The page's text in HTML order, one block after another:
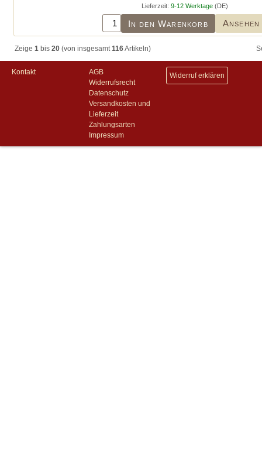
Lieferzeit: 9-12 Werktage (DE)
In den Warenkorb Ansehen
Zeige 1 bis 20 (von insgesamt116Artikeln)
Kontakt
AGB
Widerrufsrecht
Datenschutz
Versandkosten und
Lieferzeit
Zahlungsarten
Impressum
Widerruf erklären